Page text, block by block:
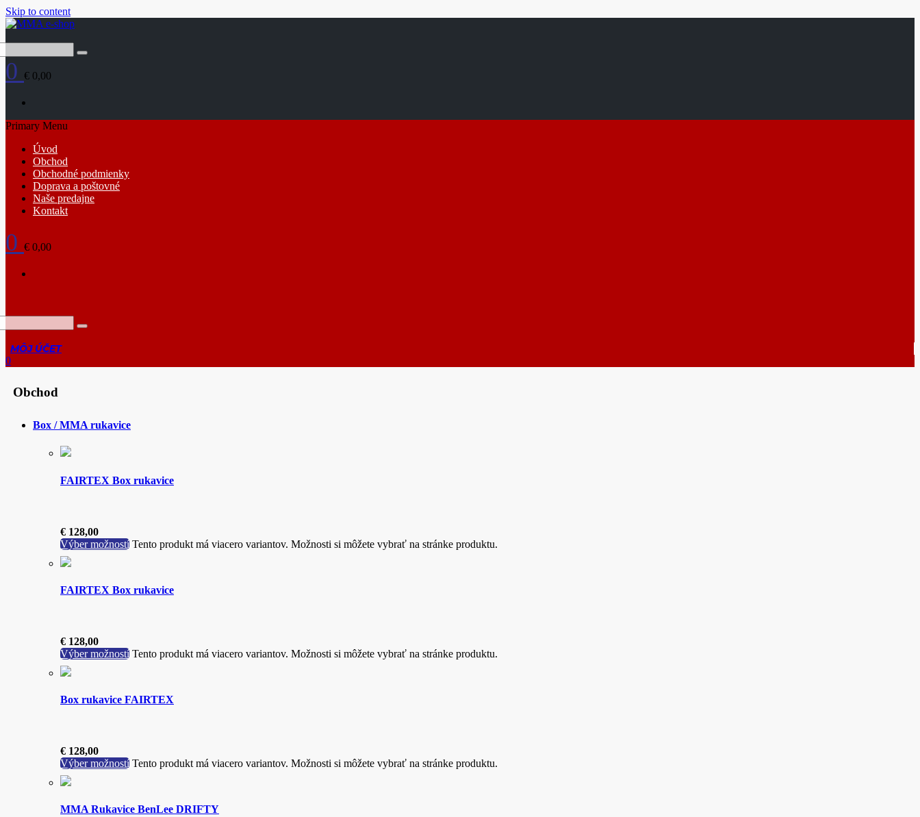
Skip to content
0 € 0,00
Primary Menu
Úvod
Obchod
Obchodné podmienky
Doprava a poštovné
Naše predajne
Kontakt
0 € 0,00
0
Obchod
Box / MMA rukavice
FAIRTEX Box rukavice
€ 128,00
Výber možností Tento produkt má viacero variantov. Možnosti si môžete vybrať na stránke produktu.
FAIRTEX Box rukavice
€ 128,00
Výber možností Tento produkt má viacero variantov. Možnosti si môžete vybrať na stránke produktu.
Box rukavice FAIRTEX
€ 128,00
Výber možností Tento produkt má viacero variantov. Možnosti si môžete vybrať na stránke produktu.
MMA Rukavice BenLee DRIFTY